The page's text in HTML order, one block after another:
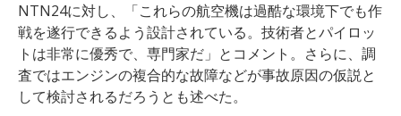
NTN24に対し、「これらの航空機は過酷な環境下でも作
戦を遂行できるよう設計されている。技術者とパイロッ
トは非常に優秀で、専門家だ」とコメント。さらに、調
査ではエンジンの複合的な故障などが事故原因の仮説と
して検討されるだろうとも述べた。